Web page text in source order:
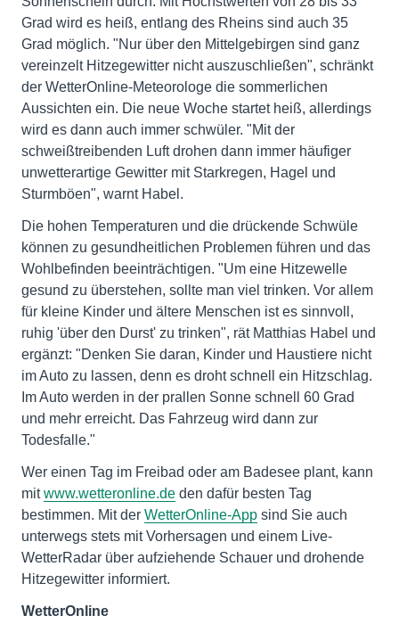
Grad wird es heiß, entlang des Rheins sind auch 35
Grad möglich. "Nur über den Mittelgebirgen sind ganz
vereinzelt Hitzegewitter nicht auszuschließen", schränkt
der WetterOnline-Meteorologe die sommerlichen
Aussichten ein. Die neue Woche startet heiß, allerdings
wird es dann auch immer schwüler. "Mit der
schweißtreibenden Luft drohen dann immer häufiger
unwetterartige Gewitter mit Starkregen, Hagel und
Sturmböen", warnt Habel.
Die hohen Temperaturen und die drückende Schwüle
können zu gesundheitlichen Problemen führen und das
Wohlbefinden beeinträchtigen. "Um eine Hitzewelle
gesund zu überstehen, sollte man viel trinken. Vor allem
für kleine Kinder und ältere Menschen ist es sinnvoll,
ruhig 'über den Durst' zu trinken", rät Matthias Habel und
ergänzt: "Denken Sie daran, Kinder und Haustiere nicht
im Auto zu lassen, denn es droht schnell ein Hitzschlag.
Im Auto werden in der prallen Sonne schnell 60 Grad
und mehr erreicht. Das Fahrzeug wird dann zur
Todesfalle."
Wer einen Tag im Freibad oder am Badesee plant, kann
mitwww.wetteronline.de den dafür besten Tag
bestimmen. Mit der WetterOnline-App sind Sie auch
unterwegs stets mit Vorhersagen und einem Live-
WetterRadar über aufziehende Schauer und drohende
Hitzegewitter informiert.
WetterOnline